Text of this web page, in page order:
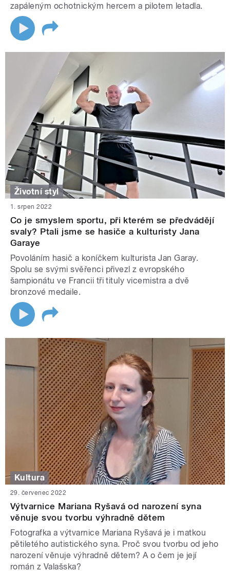
zapáleným ochotnickým hercem a pilotem letadla.
Životní styl
1. srpen 2022
Co je smyslem sportu, při kterém se předvádějí
svaly? Ptali jsme se hasiče a kulturisty Jana
Garaye
Povoláním hasič a koníčkem kulturista Jan Garay.
Spolu se svými svěřenci přivezl z evropského
šampionátu ve Francii tři tituly vicemistra a dvě
bronzové medaile.
Kultura
29. červenec 2022
Výtvarnice Mariana Ryšavá od narození syna
věnuje svou tvorbu výhradně dětem
Fotografka a výtvarnice Mariana Ryšavá je i matkou
pětiletého autistického syna. Proč svou tvorbu od jeho
narození věnuje výhradně dětem? A o čem je její
román z Valašska?